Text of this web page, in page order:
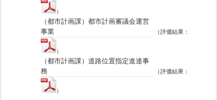
）
（都市計画課）都市計画審議会運営
事業
（評価結果：
）
（都市計画課）道路位置指定進達事
務
（評価結果：
）